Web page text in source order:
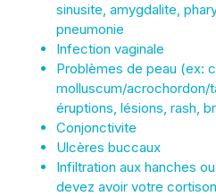
sinusite, amygdalite,
pneumonie
Infection vaginale
Problèmes de peau (ex:
molluscum/acrochordon/
éruptions, lésions, rash,
Conjonctivite
Ulcères buccaux
Infiltration aux hanches
devez avoir votre